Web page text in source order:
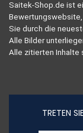
Saitek-Shop.de ist
Sie durch die
Alle Bilder
Alle zitierten Inhalte
TRETEN